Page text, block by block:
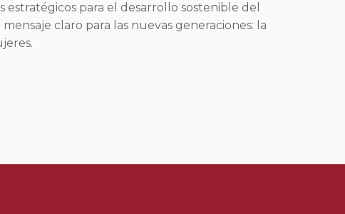
para el desarrollo sostenible del
claro para las nuevas generaciones: la